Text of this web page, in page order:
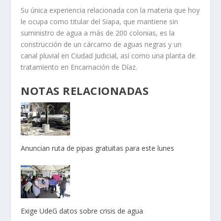
Su única experiencia relacionada con la materia que hoy
le ocupa como titular del Siapa, que mantiene sin
suministro de agua a más de 200 colonias, es la
construcción de un cárcamo de aguas negras y un
canal pluvial en Ciudad Judicial, así como una planta de
tratamiento en Encarnación de Díaz.
NOTAS RELACIONADAS
Anuncian ruta de pipas gratuitas para este lunes
Exige UdeG datos sobre crisis de agua